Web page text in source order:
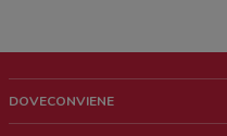
DOVECONVIENE